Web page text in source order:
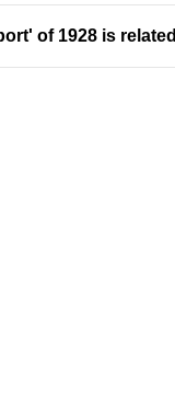
ഇന്ത്യയുടെ
അവർ
ബ്രിട്ടീഷ്
of 1928 is